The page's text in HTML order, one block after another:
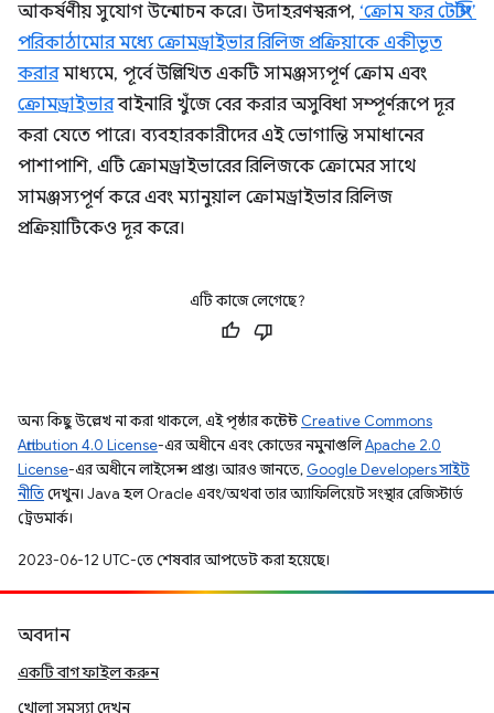
আকর্ষণীয় সুযোগ উন্মোচন করে। উদাহরণস্বরূপ, ‘ক্রোম ফর টেস্টিং’
পরিকাঠামোর মধ্যে ক্রোমড্রাইভার রিলিজ প্রক্রিয়াকে একীভূত
করারমাধ্যমে, পূর্বে উল্লিখিত একটি সামঞ্জস্যপূর্ণ ক্রোম এবং
ক্রোমড্রাইভারবাইনারি খুঁজে বের করার অসুবিধা সম্পূর্ণরূপে দূর
করা যেতে পারে। ব্যবহারকারীদের এই ভোগান্তি সমাধানের
পাশাপাশি, এটি ক্রোমড্রাইভারের রিলিজকে ক্রোমের সাথে
সামঞ্জস্যপূর্ণ করে এবং ম্যানুয়াল ক্রোমড্রাইভার রিলিজ
প্রক্রিয়াটিকেও দূর করে।
এটি কাজে লেগেছে?
অন্য কিছু উল্লেখ না করা থাকলে, এই পৃষ্ঠার কন্টেন্ট Creative Commons
Attribution 4.0 License-এর অধীনে এবং কোডের নমুনাগুলিApache 2.0
License-এর অধীনে লাইসেন্স প্রাপ্ত। আরও জানতে, Google Developers সাইট
নীতিদেখুন। Java হল Oracle এবং/অথবা তার অ্যাফিলিয়েট সংস্থার রেজিস্টার্ড
ট্রেডমার্ক।
2023-06-12 UTC-তে শেষবার আপডেট করা হয়েছে।
অবদান
একটি বাগ ফাইল করুন
খোলা সমস্যা দেখুন